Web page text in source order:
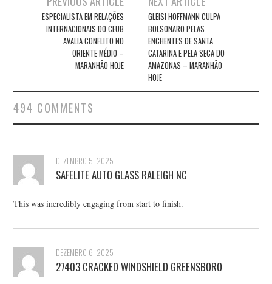
navigation
ESPECIALISTA EM RELAÇÕES
INTERNACIONAIS DO CEUB
AVALIA CONFLITO NO
ORIENTE MÉDIO –
MARANHÃO HOJE
GLEISI HOFFMANN CULPA
BOLSONARO PELAS
ENCHENTES DE SANTA
CATARINA E PELA SECA DO
AMAZONAS – MARANHÃO
HOJE
494 COMMENTS
DEZEMBRO 5, 2025
SAFELITE AUTO GLASS RALEIGH NC
This was incredibly engaging from start to finish.
DEZEMBRO 6, 2025
27403 CRACKED WINDSHIELD GREENSBORO